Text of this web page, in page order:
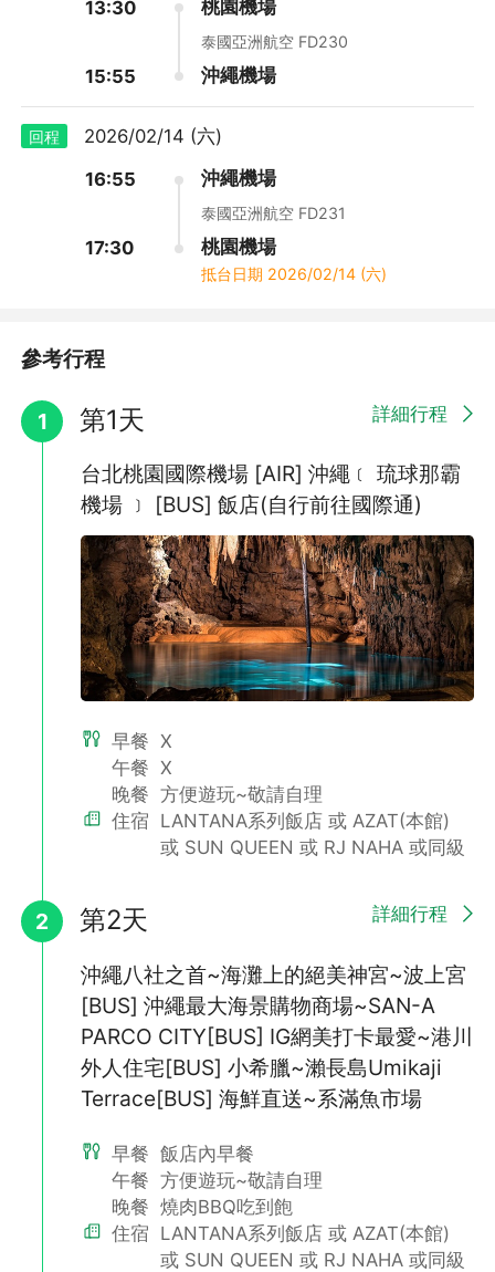
一，鮮紅色的傳統日式古神社建築，神社中供奉著國土守護神，是
【SAN-A浦添西海岸PARCO CITY】
是一棟具有地上六層樓的複合式商業建築,由沖繩超市集團SAN-A
與日本百貨公司PARCO聯手經營,這裡有250間左右的店舖,其中94
購物的強烈需求喔!
【瀨長島Umikaji Terrace複合型屋台村】
13:30 桃園機場
泰國亞洲航空 FD230
15:55 沖繩機場
回程
2026/02/14 (六)
16:55
沖繩機場
泰國亞洲航空 FD231
17:30 桃園機場
抵台日期 2026/02/14 (六)
參考行程
1 第1天 詳細行程
台北桃園國際機場 [AIR] 沖繩﹝ 琉球那霸
機場 ﹞ [BUS] 飯店(自行前往國際通)
早餐 X
午餐 X
晚餐 方便遊玩~敬請自理
住宿 LANTANA系列飯店 或 AZAT(本館)
或 SUN QUEEN 或 RJ NAHA 或同級
2 第2天 詳細行程
沖繩八社之首~海灘上的絕美神宮~波上宮
[BUS] 沖繩最大海景購物商場~SAN-A
PARCO CITY[BUS] IG網美打卡最愛~港川
外人住宅[BUS] 小希臘~瀨長島Umikaji
Terrace[BUS] 海鮮直送~系滿魚市場
早餐 飯店內早餐
午餐 方便遊玩~敬請自理
晚餐 燒肉BBQ吃到飽
住宿 LANTANA系列飯店 或 AZAT(本館)
或 SUN QUEEN 或 RJ NAHA 或同級